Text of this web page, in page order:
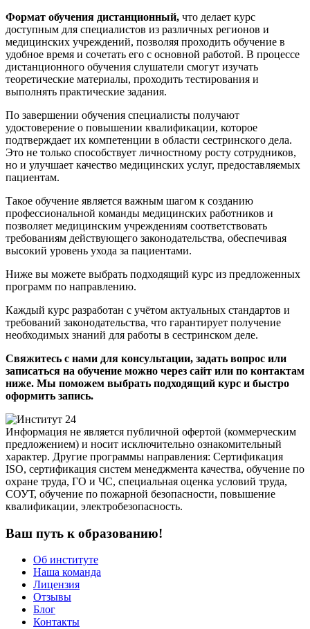
Формат обучения дистанционный, что делает курс
доступным для специалистов из различных регионов и
медицинских учреждений, позволяя проходить обучение в
удобное время и сочетать его с основной работой. В процессе
дистанционного обучения слушатели смогут изучать
теоретические материалы, проходить тестирования и
выполнять практические задания.
По завершении обучения специалисты получают
удостоверение о повышении квалификации, которое
подтверждает их компетенции в области сестринского дела.
Это не только способствует личностному росту сотрудников,
но и улучшает качество медицинских услуг, предоставляемых
пациентам.
Такое обучение является важным шагом к созданию
профессиональной команды медицинских работников и
позволяет медицинским учреждениям соответствовать
требованиям действующего законодательства, обеспечивая
высокий уровень ухода за пациентами.
Ниже вы можете выбрать подходящий курс из предложенных
программ по направлению.
Каждый курс разработан с учётом актуальных стандартов и
требований законодательства, что гарантирует получение
необходимых знаний для работы в сестринском деле.
Свяжитесь с нами для консультации, задать вопрос или
записаться на обучение можно через сайт или по контактам
ниже. Мы поможем выбрать подходящий курс и быстро
оформить запись.
Информация не является публичной офертой (коммерческим
предложением) и носит исключительно ознакомительный
характер. Другие программы направления: Сертификация
ISO, сертификация систем менеджмента качества, обучение по
охране труда, ГО и ЧС, специальная оценка условий труда,
СОУТ, обучение по пожарной безопасности, повышение
квалификации, электробезопасность.
Ваш путь к образованию!
Об институте
Наша команда
Лицензия
Отзывы
Блог
Контакты